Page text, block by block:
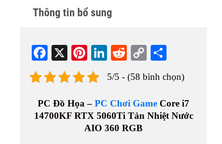
Thông tin bổ sung
Fa
ce
bo
ok
X
Pi
nt
er
es
t
Li
ed
In
R
di
t
C
y
Li
nk
re
5/5 - (58 bình chọn)
PC Đồ Họa – PC Chơi Game Core i7
14700KF RTX 5060Ti Tản Nhiệt Nước
AIO 360 RGB